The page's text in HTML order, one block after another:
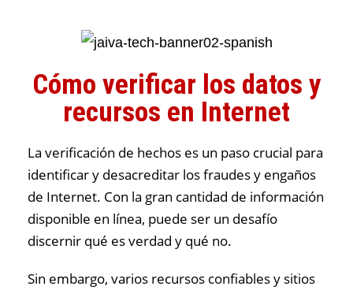
Cómo verificar los datos y
recursos en Internet
La verificación de hechos es un paso crucial para
identificar y desacreditar los fraudes y engaños
de Internet. Con la gran cantidad de información
disponible en línea, puede ser un desafío
discernir qué es verdad y qué no.
Sin embargo, varios recursos confiables y sitios